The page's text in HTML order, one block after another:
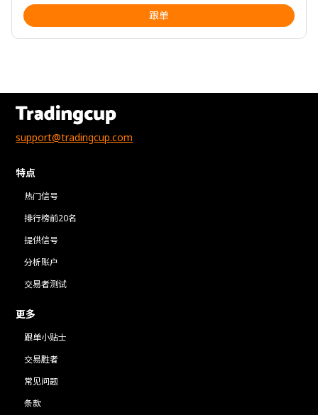
跟单
support@tradingcup.com
特点
热门信号
排行榜前20名
提供信号
分析账户
交易者测试
更多
跟单小贴士
交易胜者
常见问题
条款